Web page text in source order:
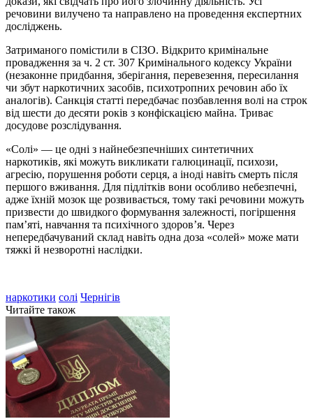
речовини вилучено та направлено на проведення експертних
досліджень.
Затриманого помістили в СІЗО. Відкрито кримінальне
провадження за ч. 2 ст. 307 Кримінального кодексу України
(незаконне придбання, зберігання, перевезення, пересилання
чи збут наркотичних засобів, психотропних речовин або їх
аналогів). Санкція статті передбачає позбавлення волі на строк
від шести до десяти років з конфіскацією майна. Триває
досудове розслідування.
«Солі» — це одні з найнебезпечніших синтетичних
наркотиків, які можуть викликати галюцинації, психози,
агресію, порушення роботи серця, а іноді навіть смерть після
першого вживання. Для підлітків вони особливо небезпечні,
адже їхній мозок ще розвивається, тому такі речовини можуть
призвести до швидкого формування залежності, погіршення
пам’яті, навчання та психічного здоров’я. Через
непередбачуваний склад навіть одна доза «солей» може мати
тяжкі й незворотні наслідки.
наркотики солі Чернігів
Читайте також